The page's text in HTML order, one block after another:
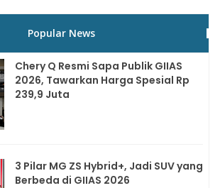
Popular News
Chery Q Resmi Sapa Publik GIIAS
2026, Tawarkan Harga Spesial Rp
239,9 Juta
3 Pilar MG ZS Hybrid+, Jadi SUV yang
Berbeda di GIIAS 2026